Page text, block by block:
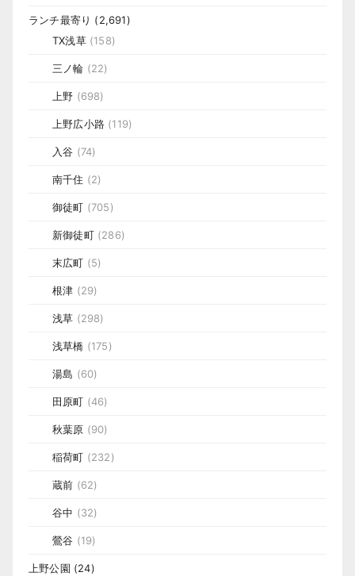
ランチ最寄り (2,691)
TX浅草(158)
三ノ輪 (22)
上野 (698)
上野広小路 (119)
入谷 (74)
南千住 (2)
御徒町 (705)
新御徒町(286)
末広町 (5)
根津 (29)
浅草 (298)
浅草橋 (175)
湯島 (60)
田原町 (46)
秋葉原 (90)
稲荷町 (232)
蔵前 (62)
谷中 (32)
鶯谷 (19)
上野公園 (24)